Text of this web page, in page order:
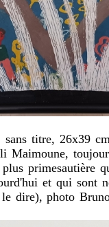
titre, 26x39
Maimoune,
primesautière
et qui sont
dire), photo